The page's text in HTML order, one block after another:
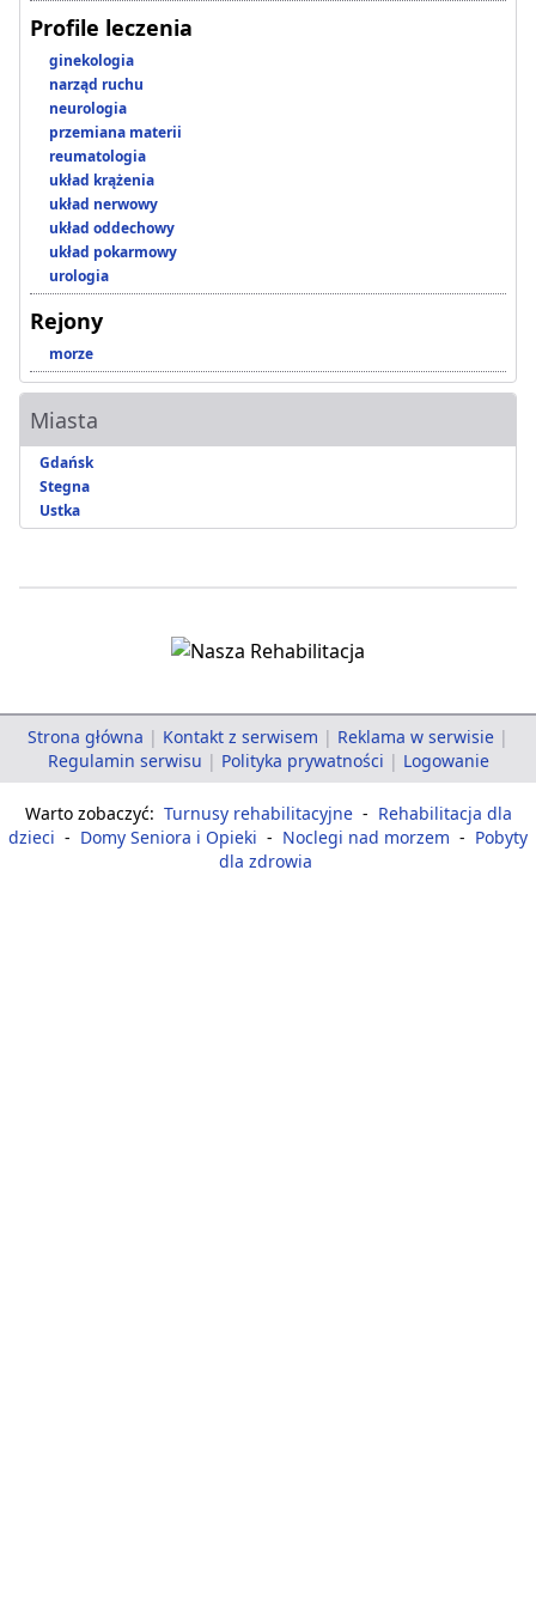
Profile leczenia
ginekologia
narząd ruchu
neurologia
przemiana materii
reumatologia
układ krążenia
układ nerwowy
układ oddechowy
układ pokarmowy
urologia
Rejony
morze
Miasta
Gdańsk
Stegna
Ustka
Strona główna | Kontakt z serwisem | Reklama w serwisie |
Regulamin serwisu | Polityka prywatności | Logowanie
Warto zobaczyć: Turnusy rehabilitacyjne - Rehabilitacja dla
dzieci - Domy Seniora i Opieki - Noclegi nad morzem - Pobyty
dla zdrowia